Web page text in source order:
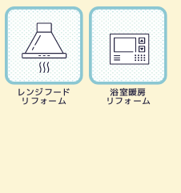
レンジフード
リフォーム
浴室暖房
リフォーム